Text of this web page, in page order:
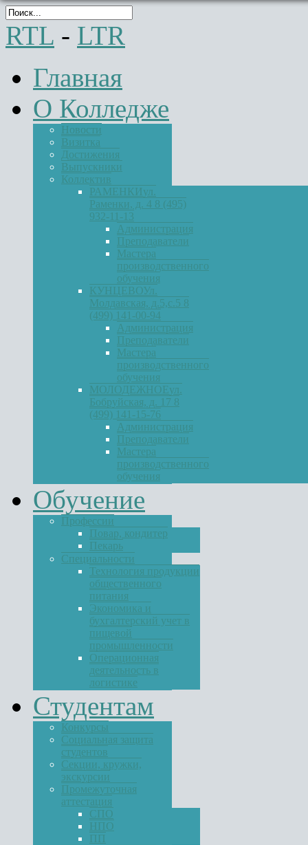
RTL - LTR
Главная
О Колледже
Новости
Визитка
Достижения
Выпускники
Коллектив
РАМЕНКИул.
Раменки, д. 4 8 (495)
932-11-13
Администрация
Преподаватели
Мастера
производственного
обучения
КУНЦЕВОУл.
Молдавская, д.5,с.5 8
(499) 141-00-94
Администрация
Преподаватели
Мастера
производственного
обучения
МОЛОДЕЖНОЕул.
Бобруйская, д. 17 8
(499) 141-15-76
Администрация
Преподаватели
Мастера
производственного
обучения
Обучение
Профессии
Повар, кондитер
Пекарь
Специальности
Технология продукции
общественного
питания
Экономика и
бухгалтерский учет в
пищевой
промышленности
Операционная
деятельность в
логистике
Студентам
Конкурсы
Социальная защита
студентов
Секции, кружки,
экскурсии
Промежуточная
аттестация
СПО
НПО
ПП